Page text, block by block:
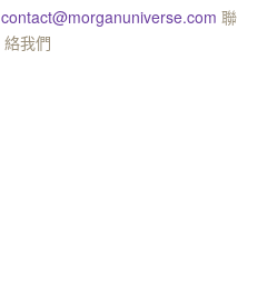
contact@morganuniverse.com 聯
絡我們